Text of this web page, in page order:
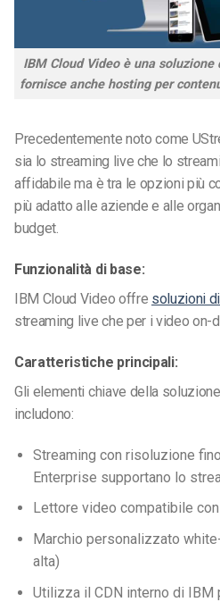
IBM Cloud Video è una
fornisce anche hosting per
Precedentemente noto come
sia lo streaming live che lo
affidabile ma è tra le opzioni più
più adatto alle aziende e alle
budget.
Funzionalità di base:
IBM Cloud Video offre soluzioni
streaming live che per i video on-
Caratteristiche principali:
Gli elementi chiave della
includono:
Streaming con risoluzione
Enterprise supportano lo
Lettore video compatibile
Marchio personalizzato
alta)
Utilizza il CDN interno di IBM